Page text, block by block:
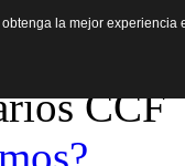
CCF
la mejor